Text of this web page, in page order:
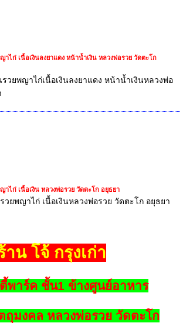
าไก่ เนื้อเงินลงยาแดง หน้าน้ำเงิน หลวงพ่อรวย วัดตะโก
วยพญาไก่เนื้อเงินลงยาแดง หน้าน้ำเงินหลวงพ่อ
าไก่ เนื้อเงิน หลวงพ่อรวย วัดตะโก อยุธยา
วยพญาไก่ เนื้อเงินหลวงพ่อรวย วัดตะโก อยุธยา
าน โจ้ กรุงเก่า
พาร์ค ชั้น1 ข้างศูนย์อาหาร
มงคล หลวงพ่อรวย วัดตะโก